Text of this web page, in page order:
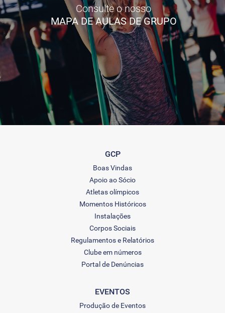
Consulte o nosso
MAPA DE AULAS DE GRUPO
GCP
Boas Vindas
Apoio ao Sócio
Atletas olímpicos
Momentos Históricos
Instalações
Corpos Sociais
Regulamentos e Relatórios
Clube em números
Portal de Denúncias
EVENTOS
Produção de Eventos